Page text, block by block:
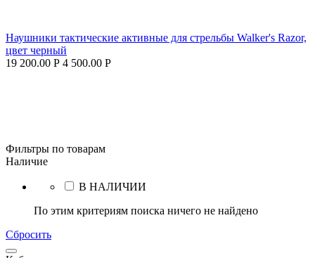
Наушники тактические активные для стрельбы Walker's Razor,
цвет черный
19 200.00 Р 4 500.00 Р
Фильтры по товарам
Наличие
В НАЛИЧИИ
По этим критериям поиска ничего не найдено
Сбросить